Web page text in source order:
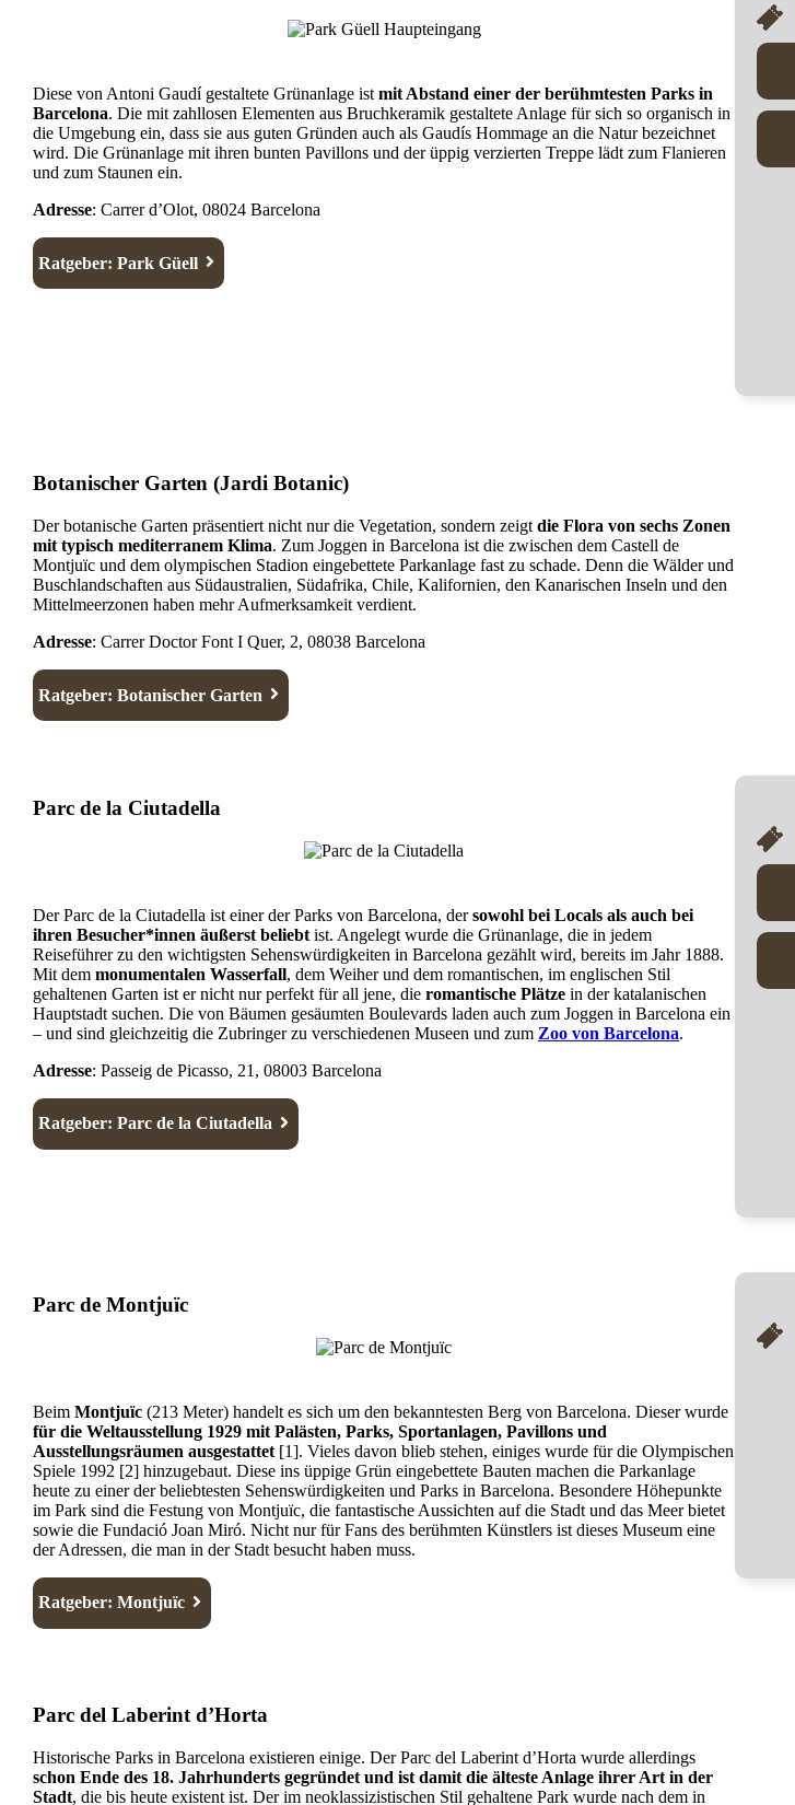
Diese von Antoni Gaudí gestaltete Grünanlage ist mit Abstand einer der berühmtesten Parks in
Barcelona. Die mit zahllosen Elementen aus Bruchkeramik gestaltete Anlage für sich so organisch in
die Umgebung ein, dass sie aus guten Gründen auch als Gaudís Hommage an die Natur bezeichnet
wird. Die Grünanlage mit ihren bunten Pavillons und der üppig verzierten Treppe lädt zum Flanieren
und zum Staunen ein.
Adresse: Carrer d’Olot, 08024 Barcelona
Ratgeber: Park Güell
Botanischer Garten (Jardi Botanic)
Der botanische Garten präsentiert nicht nur die Vegetation, sondern zeigt die Flora von sechs Zonen
mit typisch mediterranem Klima. Zum Joggen in Barcelona ist die zwischen dem Castell de
Montjuïc und dem olympischen Stadion eingebettete Parkanlage fast zu schade. Denn die Wälder und
Buschlandschaften aus Südaustralien, Südafrika, Chile, Kalifornien, den Kanarischen Inseln und den
Mittelmeerzonen haben mehr Aufmerksamkeit verdient.
Adresse: Carrer Doctor Font I Quer, 2, 08038 Barcelona
Ratgeber: Botanischer Garten
Parc de la Ciutadella
Der Parc de la Ciutadella ist einer der Parks von Barcelona, dersowohl bei Locals als auch bei
ihren Besucher*innen äußerst beliebt ist. Angelegt wurde die Grünanlage, die in jedem
Reiseführer zu den wichtigsten Sehenswürdigkeiten in Barcelona gezählt wird, bereits im Jahr 1888.
Mit dem monumentalen Wasserfall, dem Weiher und dem romantischen, im englischen Stil
gehaltenen Garten ist er nicht nur perfekt für all jene, die romantische Plätze in der katalanischen
Hauptstadt suchen. Die von Bäumen gesäumten Boulevards laden auch zum Joggen in Barcelona ein
– und sind gleichzeitig die Zubringer zu verschiedenen Museen und zum Zoo von Barcelona.
Adresse: Passeig de Picasso, 21, 08003 Barcelona
Ratgeber: Parc de la Ciutadella
Parc de Montjuïc
Beim Montjuïc (213 Meter) handelt es sich um den bekanntesten Berg von Barcelona. Dieser wurde
für die Weltausstellung 1929 mit Palästen, Parks, Sportanlagen, Pavillons und
Ausstellungsräumen ausgestattet [1]. Vieles davon blieb stehen, einiges wurde für die Olympischen
Spiele 1992 [2] hinzugebaut. Diese ins üppige Grün eingebettete Bauten machen die Parkanlage
heute zu einer der beliebtesten Sehenswürdigkeiten und Parks in Barcelona. Besondere Höhepunkte
im Park sind die Festung von Montjuïc, die fantastische Aussichten auf die Stadt und das Meer bietet
sowie die Fundació Joan Miró. Nicht nur für Fans des berühmten Künstlers ist dieses Museum eine
der Adressen, die man in der Stadt besucht haben muss.
Ratgeber: Montjuïc
Parc del Laberint d’Horta
Historische Parks in Barcelona existieren einige. Der Parc del Laberint d’Horta wurde allerdings
schon Ende des 18. Jahrhunderts gegründet und ist damit die älteste Anlage ihrer Art in der
Stadt, die bis heute existent ist. Der im neoklassizistischen Stil gehaltene Park wurde nach dem in